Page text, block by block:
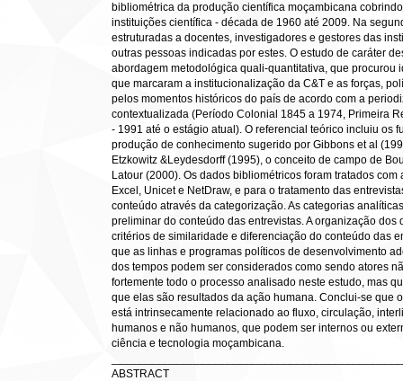
bibliométrica da produção científica moçambicana
instituições científica - década de 1960 até 2009. Na
estruturadas a docentes, investigadores e gestores das
outras pessoas indicadas por estes. O estudo de caráter
abordagem metodológica quali-quantitativa, que procurou
que marcaram a institucionalização da C&T e as forças,
pelos momentos históricos do país de acordo com a
contextualizada (Período Colonial 1845 a 1974, Primeira
- 1991 até o estágio atual). O referencial teórico incluiu os
produção de conhecimento sugerido por Gibbons et al
Etzkowitz &Leydesdorff (1995), o conceito de campo de
Latour (2000). Os dados bibliométricos foram tratados
Excel, Unicet e NetDraw, e para o tratamento das
conteúdo através da categorização. As categorias
preliminar do conteúdo das entrevistas. A organização
critérios de similaridade e diferenciação do conteúdo das
que as linhas e programas políticos de desenvolvimento
dos tempos podem ser considerados como sendo atores
fortemente todo o processo analisado neste estudo, mas
que elas são resultados da ação humana. Conclui-se que
está intrinsecamente relacionado ao fluxo, circulação,
humanos e não humanos, que podem ser internos ou
ciência e tecnologia moçambicana.
ABSTRACT